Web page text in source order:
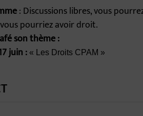
: Discussions libres, vous
pourriez avoir droit.
son thème :
juin : « Les Droits CPAM »